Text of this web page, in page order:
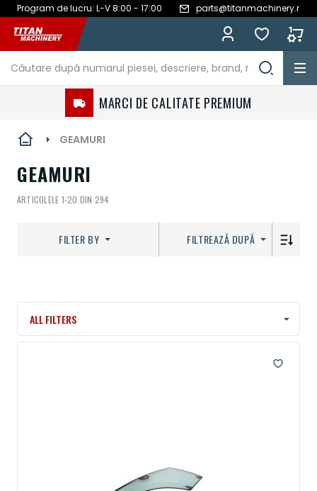
Program de lucru: L-V 8:00 - 17:00 parts@titanmachinery.ro
Mergeți
la
Conținut
MARCI DE CALITATE PREMIUM
GEAMURI
GEAMURI
ALL FILTERS
ARTICOLELE 1-20 DIN 294
FILTER BY FILTREAZĂ DUPĂ